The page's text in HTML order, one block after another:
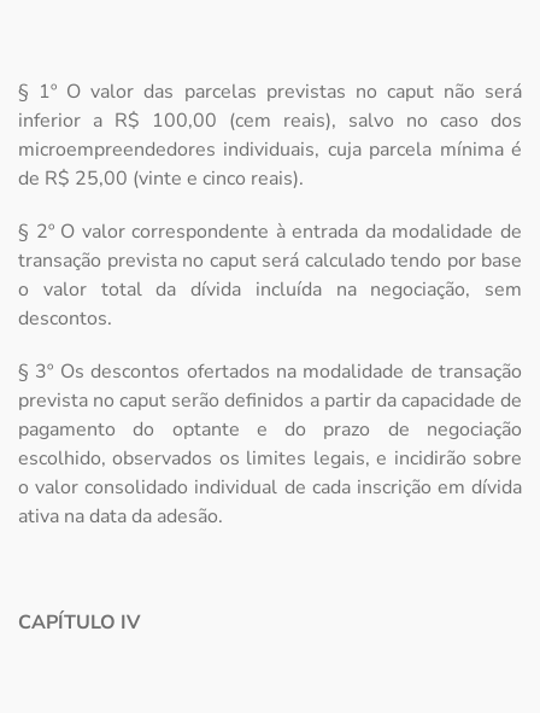
§ 1º O valor das parcelas previstas no caput não será
inferior a R$ 100,00 (cem reais), salvo no caso dos
microempreendedores individuais, cuja parcela mínima é
de R$ 25,00 (vinte e cinco reais).
§ 2º O valor correspondente à entrada da modalidade de
transação prevista no caput será calculado tendo por base
o valor total da dívida incluída na negociação, sem
descontos.
§ 3º Os descontos ofertados na modalidade de transação
prevista no caput serão definidos a partir da capacidade de
pagamento do optante e do prazo de negociação
escolhido, observados os limites legais, e incidirão sobre
o valor consolidado individual de cada inscrição em dívida
ativa na data da adesão.
CAPÍTULO IV